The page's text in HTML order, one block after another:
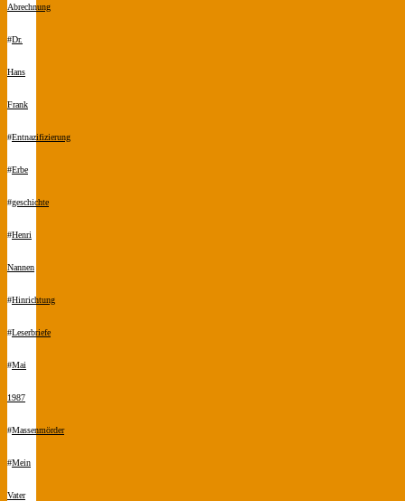
Abrechnung
#Dr.
Hans
Frank
#Entnazifizierung
#Erbe
#geschichte
#Henri
Nannen
#Hinrichtung
#Leserbriefe
#Mai
1987
#Massenmörder
#Mein
Vater